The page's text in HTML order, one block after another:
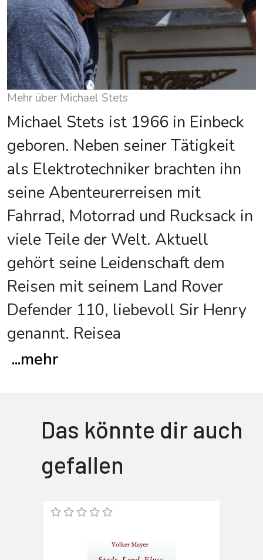
Mehr über Michael Stets
Michael Stets ist 1966 in Einbeck
geboren. Neben seiner Tätigkeit
als Elektrotechniker brachten ihn
seine Abenteurerreisen mit
Fahrrad, Motorrad und Rucksack in
viele Teile der Welt. Aktuell
gehört seine Leidenschaft dem
Reisen mit seinem Land Rover
Defender 110, liebevoll Sir Henry
genannt. Reisea
...mehr
Das könnte dir auch
gefallen